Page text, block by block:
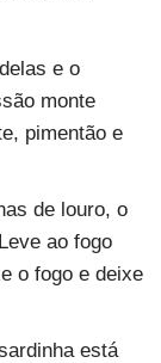
e o
monte
pimentão e
de louro, o
ao fogo
o fogo e deixe
está